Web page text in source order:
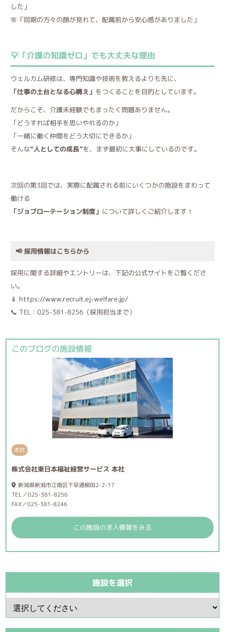
した」
🌸「同期の方々の顔が見れて、配属前から安心感がありました」
💡「介護の知識ゼロ」でも大丈夫な理由
ウェルカム研修は、専門知識や技術を教えるよりも先に、
「仕事の土台となる心構え」 をつくることを目的としています。
だからこそ、介護未経験でもまったく問題ありません。
「どうすれば相手を思いやれるのか」
「一緒に働く仲間をどう大切にできるか」
そんな“人としての成長”を、まず最初に大事にしているのです。
次回の第3回では、実際に配属される前にいくつかの施設をまわって
働ける
「ジョブローテーション制度」 について詳しくご紹介します！
📢 採用情報はこちらから
採用に関する詳細やエントリーは、下記の公式サイトをご覧くださ
い。
📱 https://www.recruit.ej-welfare.jp/
📞 TEL：025-381-8256（採用担当まで）
このブログの施設情報
本社
株式会社東日本福祉経営サービス 本社
新潟県新潟市江南区下早通柳田2-2-17
TEL／025-381-8256
FAX／025-381-8246
この施設の求人情報をみる
施設を選択
施
設
を
選